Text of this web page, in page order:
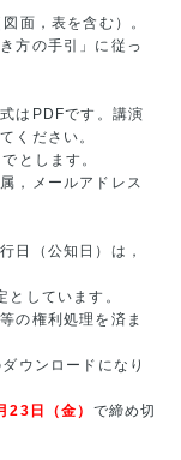
面，表を含む）。
の手引」に従っ
PDFです。講演
ください。
します。
メールアドレス
公知日）は，
ています。
権利処理を済ま
ンロードになり
23日（金） で締め切